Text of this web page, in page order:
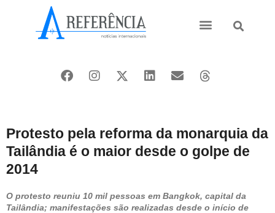
Protesto pela reforma da monarquia da
Tailândia é o maior desde o golpe de
2014
O protesto reuniu 10 mil pessoas em Bangkok, capital da
Tailândia; manifestações são realizadas desde o início de